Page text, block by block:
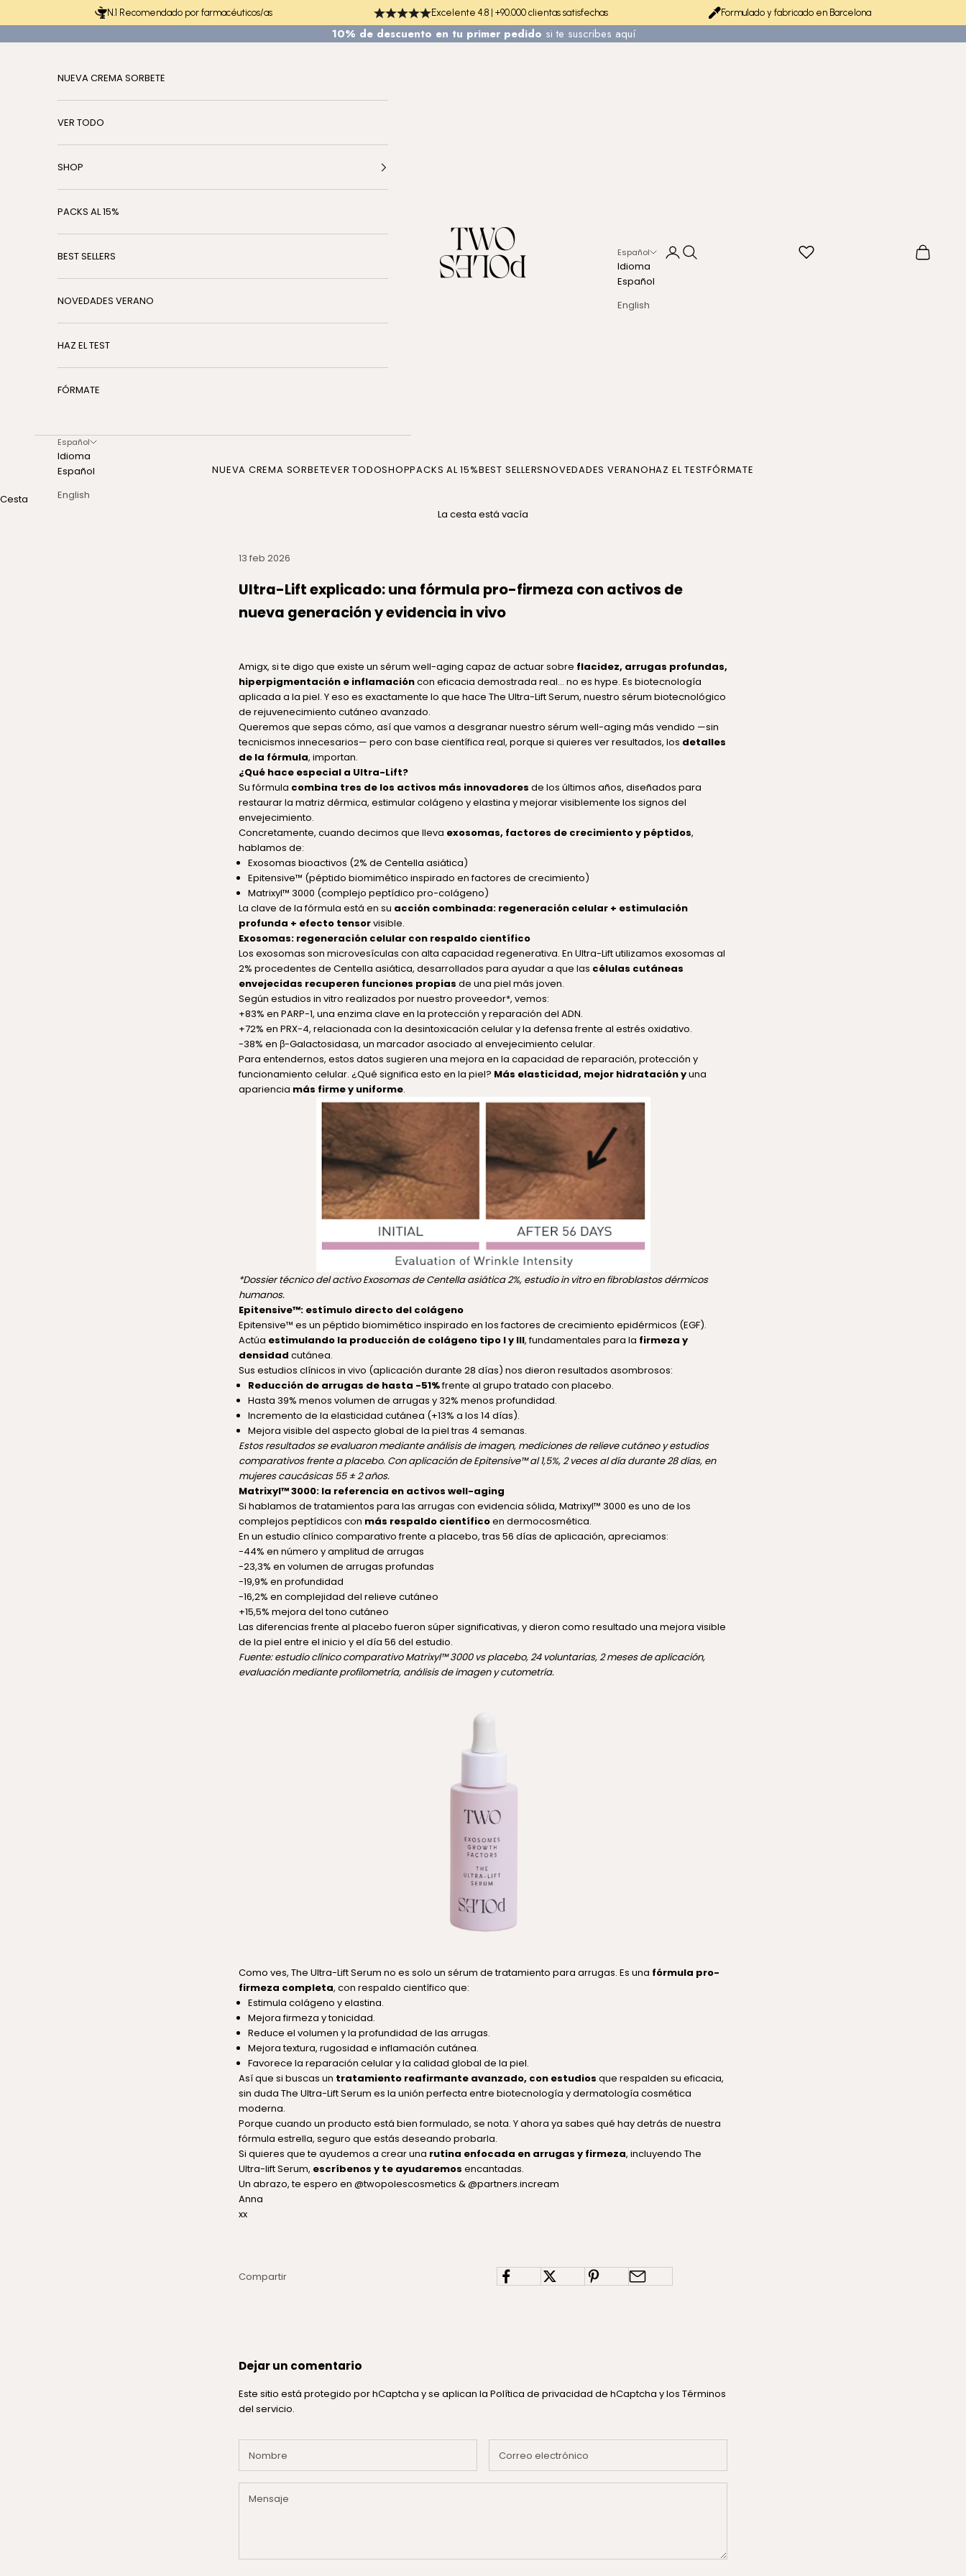
N.1 Recomendado por farmacéuticos/as Excelente 4.8 | +90.000 clientas satisfechas Formulado y fabricado en Barcelona
10% de descuento en tu primer pedido si te suscribes aquí
TWO POLES COSMETICS
NUEVA CREMA SORBETEVER TODOSHOPPACKS AL 15%BEST SELLERSNOVEDADES VERANOHAZ EL TESTFÓRMATE
Español
Idioma
Español
English
Iniciar sesión
Buscar Cesta
NUEVA CREMA SORBETE
VER TODO
SHOP
PACKS AL 15%
BEST SELLERS
NOVEDADES VERANO
HAZ EL TEST
FÓRMATE
Español
Idioma
Español
English
Cesta
La cesta está vacía
13 feb 2026
Ultra-Lift explicado: una fórmula pro-firmeza con activos de
nueva generación y evidencia in vivo
Amigx, si te digo que existe un sérum well-aging capaz de actuar sobre flacidez, arrugas profundas,
hiperpigmentación e inflamacióncon eficacia demostrada real… no es hype. Es biotecnología
aplicada a la piel. Y eso es exactamente lo que hace The Ultra-Lift Serum, nuestro sérum biotecnológico
de rejuvenecimiento cutáneo avanzado.
Queremos que sepas cómo, así que vamos a desgranar nuestro sérum well-aging más vendido —sin
tecnicismos innecesarios— pero con base científica real, porque si quieres ver resultados, los detalles
de la fórmula, importan.
¿Qué hace especial a Ultra-Lift?
Su fórmula combina tres de los activos más innovadores de los últimos años, diseñados para
restaurar la matriz dérmica, estimular colágeno y elastina y mejorar visiblemente los signos del
envejecimiento.
Concretamente, cuando decimos que lleva exosomas, factores de crecimiento y péptidos,
hablamos de:
Exosomas bioactivos (2% de Centella asiática)
Epitensive™ (péptido biomimético inspirado en factores de crecimiento)
Matrixyl™ 3000 (complejo peptídico pro-colágeno)
La clave de la fórmula está en su acción combinada: regeneración celular + estimulación
profunda + efecto tensorvisible.
Exosomas: regeneración celular con respaldo científico
Los exosomas son microvesículas con alta capacidad regenerativa. En Ultra-Lift utilizamos exosomas al
2% procedentes de Centella asiática, desarrollados para ayudar a que las células cutáneas
envejecidas recuperen funciones propias de una piel más joven.
Según estudios in vitro realizados por nuestro proveedor*, vemos:
+83% en PARP-1, una enzima clave en la protección y reparación del ADN.
+72% en PRX-4, relacionada con la desintoxicación celular y la defensa frente al estrés oxidativo.
-38% en β-Galactosidasa, un marcador asociado al envejecimiento celular.
Para entendernos, estos datos sugieren una mejora en la capacidad de reparación, protección y
funcionamiento celular. ¿Qué significa esto en la piel? Más elasticidad, mejor hidratación yuna
apariencia más firme y uniforme.
*Dossier técnico del activo Exosomas de Centella asiática 2%, estudio in vitro en fibroblastos dérmicos
humanos.
Epitensive™: estímulo directo del colágeno
Epitensive™ es un péptido biomimético inspirado en los factores de crecimiento epidérmicos (EGF).
Actúa estimulando la producción de colágeno tipo I y III, fundamentales para la firmeza y
densidad cutánea.
Sus estudios clínicos in vivo (aplicación durante 28 días) nos dieron resultados asombrosos:
Reducción de arrugas de hasta -51%frente al grupo tratado con placebo.
Hasta 39% menos volumen de arrugas y 32% menos profundidad.
Incremento de la elasticidad cutánea (+13% a los 14 días).
Mejora visible del aspecto global de la piel tras 4 semanas.
Estos resultados se evaluaron mediante análisis de imagen, mediciones de relieve cutáneo y estudios
comparativos frente a placebo. Con aplicación de Epitensive™ al 1,5%, 2 veces al día durante 28 días, en
mujeres caucásicas 55 ± 2 años.
Matrixyl™ 3000: la referencia en activos well-aging
Si hablamos de tratamientos para las arrugas con evidencia sólida, Matrixyl™ 3000 es uno de los
complejos peptídicos con más respaldo científicoen dermocosmética.
En un estudio clínico comparativo frente a placebo, tras 56 días de aplicación, apreciamos:
-44% en número y amplitud de arrugas
-23,3% en volumen de arrugas profundas
-19,9% en profundidad
-16,2% en complejidad del relieve cutáneo
+15,5% mejora del tono cutáneo
Las diferencias frente al placebo fueron súper significativas, y dieron como resultado una mejora visible
de la piel entre el inicio y el día 56 del estudio.
Fuente: estudio clínico comparativo Matrixyl™ 3000 vs placebo, 24 voluntarias, 2 meses de aplicación,
evaluación mediante profilometría, análisis de imagen y cutometría.
Como ves, The Ultra-Lift Serum no es solo un sérum de tratamiento para arrugas. Es una fórmula pro-
firmeza completa, con respaldo científico que:
Estimula colágeno y elastina.
Mejora firmeza y tonicidad.
Reduce el volumen y la profundidad de las arrugas.
Mejora textura, rugosidad e inflamación cutánea.
Favorece la reparación celular y la calidad global de la piel.
Así que si buscas un tratamiento reafirmante avanzado, con estudios que respalden su eficacia,
sin duda The Ultra-Lift Serum es la unión perfecta entre biotecnología y dermatología cosmética
moderna.
Porque cuando un producto está bien formulado, se nota. Y ahora ya sabes qué hay detrás de nuestra
fórmula estrella, seguro que estás deseando probarla.
Si quieres que te ayudemos a crear una rutina enfocada en arrugas y firmeza, incluyendo The
Ultra-lift Serum, escríbenos y te ayudaremos encantadas.
Un abrazo, te espero en @twopolescosmetics &@partners.incream
Anna
xx
Compartir
Dejar un comentario
Este sitio está protegido por hCaptcha y se aplican la Política de privacidad de hCaptcha y los Términos
del servicio.